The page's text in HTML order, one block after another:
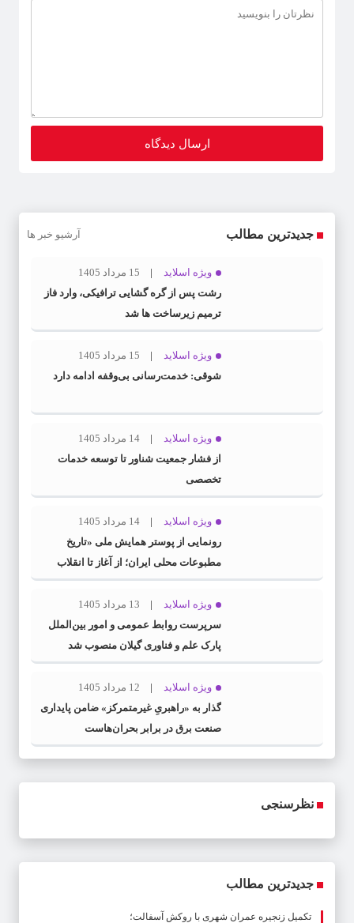
جدیدترین مطالب آرشیو خبر ها
ویژه اسلاید
15 مرداد 1405
رشت پس از گره گشایی ترافیکی، وارد فاز
ترمیم زیرساخت ها شد
ویژه اسلاید
15 مرداد 1405
شوقی: خدمت‌رسانی بی‌وقفه ادامه دارد
ویژه اسلاید
14 مرداد 1405
از فشار جمعیت شناور تا توسعه خدمات
تخصصی
ویژه اسلاید
14 مرداد 1405
رونمایی از پوستر همایش ملی «تاریخ
مطبوعات محلی ایران؛ از آغاز تا انقلاب
اسلامی» در گیلان
ویژه اسلاید
13 مرداد 1405
سرپرست روابط عمومی و امور بین‌الملل
پارک علم و فناوری گیلان منصوب شد
ویژه اسلاید
12 مرداد 1405
گذار به «راهبریِ غیرمتمرکز» ضامن پایداری
صنعت برق در برابر بحران‌هاست
نظرسنجی
جدیدترین مطالب
تکمیل زنجیره عمران شهری با روکش آسفالت؛